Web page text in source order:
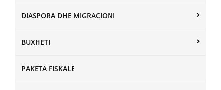
DIASPORA DHE MIGRACIONI
BUXHETI
PAKETA FISKALE